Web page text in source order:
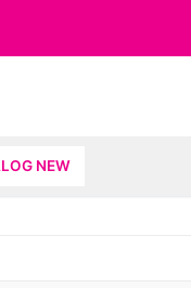
NEW